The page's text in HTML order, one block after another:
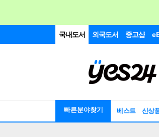
국내도서 외국도서 중고샵
빠른분야찾기 베스트 신상